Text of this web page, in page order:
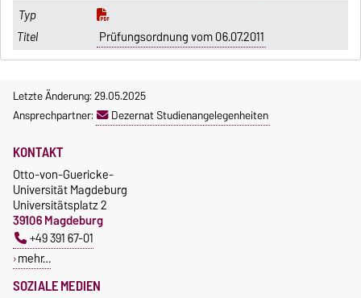
Prüfungsordnung vom 06.07.2011
Letzte Änderung: 29.05.2025
Ansprechpartner:
Dezernat Studienangelegenheiten
SOZIALE MEDIEN
KONTAKT
Otto-von-Guericke-
Universität Magdeburg
Universitätsplatz 2
39106 Magdeburg
+49 391 67-01
mehr…